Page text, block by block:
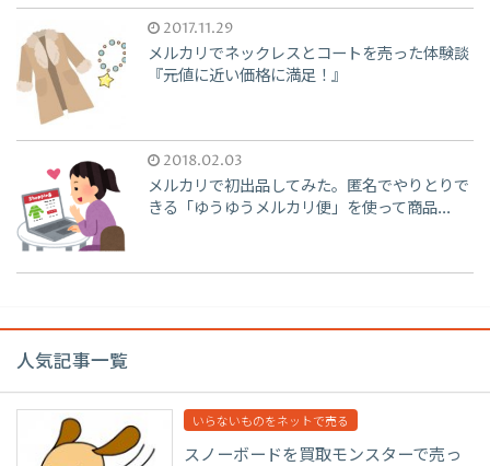
2017.11.29
メルカリでネックレスとコートを売った体験談
『元値に近い価格に満足！』
2018.02.03
メルカリで初出品してみた。匿名でやりとりで
きる「ゆうゆうメルカリ便」を使って商品...
人気記事一覧
いらないものをネットで売る
スノーボードを買取モンスターで売っ